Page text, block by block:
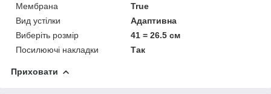
Мембрана
True
Вид устілки
Адаптивна
Виберіть розмір
41 = 26.5 см
Посилюючі накладки
Так
Приховати